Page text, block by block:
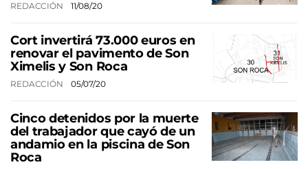
REDACCIÓN 11/08/20
Cort invertirá 73.000 euros en
renovar el pavimento de Son
Ximelis y Son Roca
REDACCIÓN 05/07/20
Cinco detenidos por la muerte
del trabajador que cayó de un
andamio en la piscina de Son
Roca